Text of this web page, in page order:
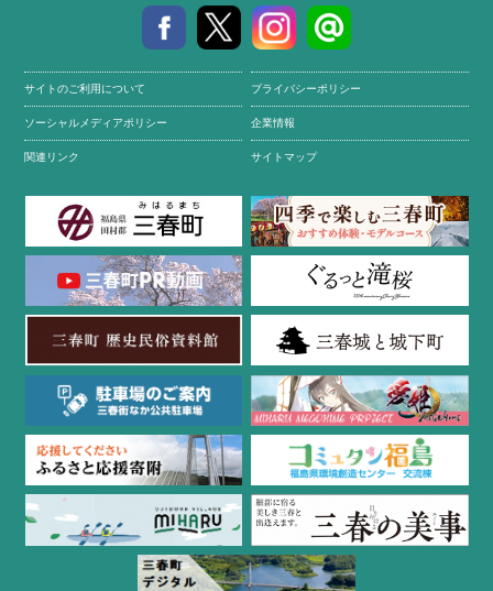
サイトのご利用について プライバシーポリシー
ソーシャルメディアポリシー 企業情報
関連リンク サイトマップ